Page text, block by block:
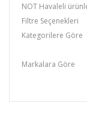
NOT Havaleli
Filtre Seçenekleri
Kategorilere Göre
Markalara Göre